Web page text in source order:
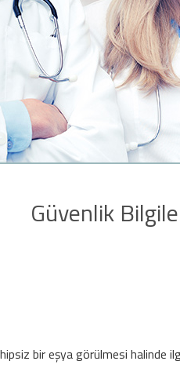
Güvenlik
bir eşya görülmesi